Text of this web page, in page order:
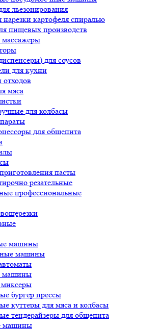
льезонирования
картофеля спиралью
пищевых производств
для соусов
для кухни
отходов
мяса
для колбасы
для общепита
пасты
резательные
профессиональные
машины
машины
машины
бургер прессы
куттеры для мяса и колбасы
тендерайзеры для общепита
машины